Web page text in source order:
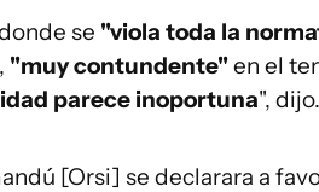
se "viola toda la
"muy contundente"en el
parece inoportuna", dijo.
[Orsi] se declarara a